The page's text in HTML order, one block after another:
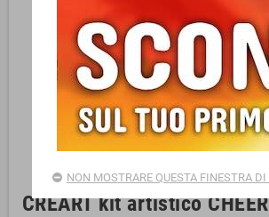
CREART kit artistico
NON MOSTRARE QUESTA FINESTRA DI